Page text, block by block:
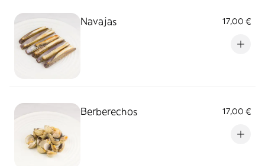
Navajas 17,00 €
Berberechos 17,00 €